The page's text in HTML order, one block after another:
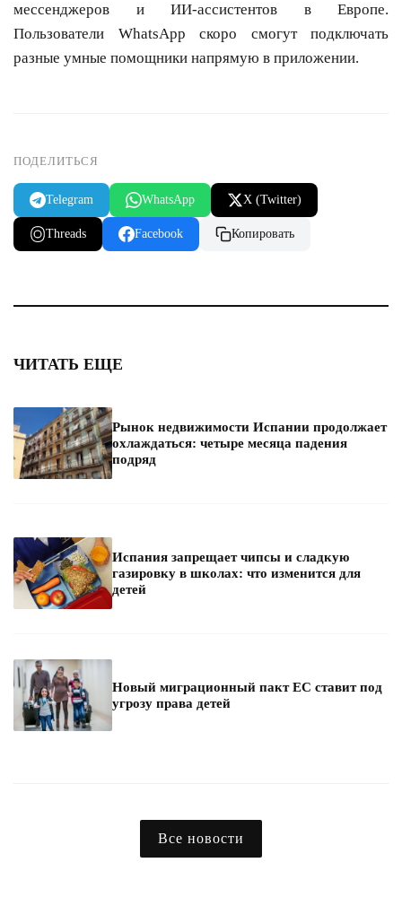
мессенджеров и ИИ-ассистентов в Европе.
Пользователи WhatsApp скоро смогут подключать
разные умные помощники напрямую в приложении.
ПОДЕЛИТЬСЯ
Telegram WhatsApp X (Twitter)
Threads Facebook Копировать
ЧИТАТЬ ЕЩЕ
Рынок недвижимости Испании продолжает
охлаждаться: четыре месяца падения
подряд
Испания запрещает чипсы и сладкую
газировку в школах: что изменится для
детей
Новый миграционный пакт ЕС ставит под
угрозу права детей
Все новости